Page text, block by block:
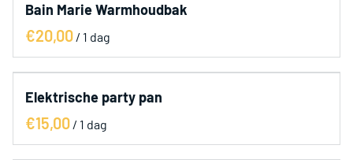
Alle artikelen
Paketten
Partytenten
Elektra
Party items
Koelkasten
Bain Marie Warmhoudbak
/
Elektrische party pan
/